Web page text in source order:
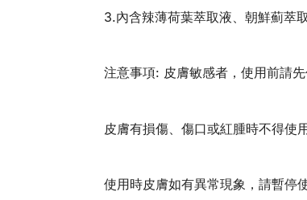
3.內含辣薄荷葉萃取液、朝鮮薊萃
注意事項: 皮膚敏感者，使用前請先
皮膚有損傷、傷口或紅腫時不得使
使用時皮膚如有異常現象，請暫停使